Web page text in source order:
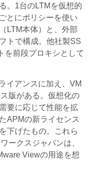
。1台のLTMを仮想的
とにポリシーを使い
LTM本体）と、外部
トで構成。他社製SS
を前段プロキシとして
イアンスに加え、VM
版がある。仮想化の
要に応じて性能を拡
APMの新ライセンス
下げたもの。これら
ークスジャパンは、
Viewの用途を想